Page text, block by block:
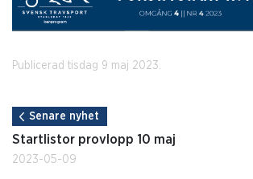
Publicerad tisdag 9 maj 2023.
Senare nyhet
Startlistor provlopp 10 maj
2023-05-09